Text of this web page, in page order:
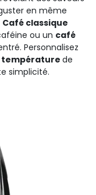
en même
Café classique
ou un café
. Personnalisez
température de
simplicité.